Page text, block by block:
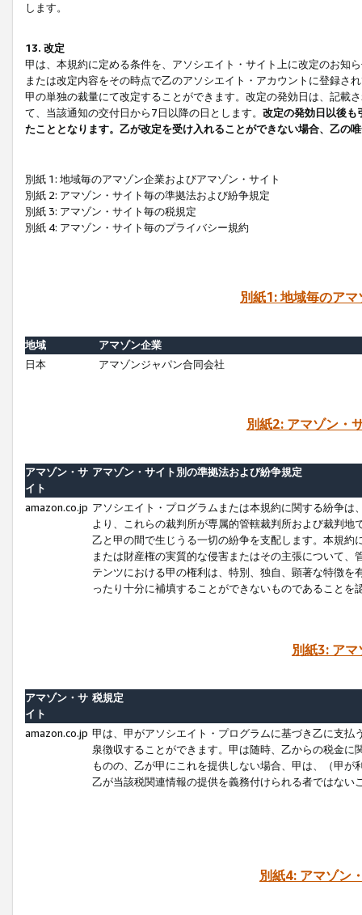
します。
13. 改定
甲は、本規約に定める条件を、アソシエイト・サイト上に改定のお知
または改定内容をその時点で乙のアソシエイト・アカウントに登録さ
甲の単独の裁量にて改定することができます。改定の発効日は、記載
て、当該通知の交付日から7日以降の日とします。 改定の発効日以後も
たこととなります。乙が改定を受け入れることができない場合、乙の
別紙 1: 地域毎のアマゾン企業およびアマゾン・サイト
別紙 2: アマゾン・サイト毎の準拠法および紛争規定
別紙 3: アマゾン・サイト毎の税規定
別紙 4: アマゾン・サイト毎のプライバシー規約
別紙1: 地域毎のア
地域
アマゾン企業
日本
アマゾンジャパン合同会社
別紙2: アマゾン・
アマゾン・サ
イト
アマゾン・サイト別の準拠法および紛争規定
amazon.co.jp アソシエイト・プログラムまたは本規約に関する紛争
より、これらの裁判所が専属的管轄裁判所および裁判
乙と甲の間で生じうる一切の紛争を支配します。本規
または財産権の実質的な侵害またはその主張について
テンツにおける甲の権利は、特別、独自、顕著な特徴
ったり十分に補填することができないものであることを
別紙3: ア
アマゾン・サ
イト
税規定
amazon.co.jp 甲は、甲がアソシエイト・プログラムに基づき乙に支
泉徴収することができます。甲は随時、乙からの税金
ものの、乙が甲にこれを提供しない場合、甲は、（甲
乙が当該税関連情報の提供を義務付けられる者ではな
別紙4: アマゾン